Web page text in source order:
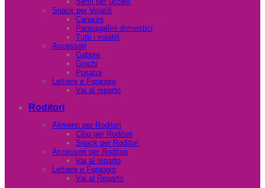
Snack per Volatili
Canarini
Pappagallini domestici
Tutti i volatili
Accessori
Gabbie
Giochi
Posatoi
Lettiere e Foraggio
Vai al reparto
Roditori
Alimenti per Roditori
Cibo per Roditori
Snack per Roditori
Accessori per Roditori
Vai al reparto
Lettiere e Foraggio
Vai al Reparto